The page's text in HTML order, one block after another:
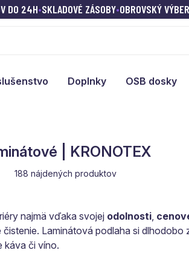
DO 24H•SKLADOVÉ ZÁSOBY•OBROVSKÝ VÝBER
Doplnky OSB dosky
| KRONOTEX
188 nájdených produktov
najmä vďaka svojej odolnosti,
Laminátová podlaha si
káva či víno.